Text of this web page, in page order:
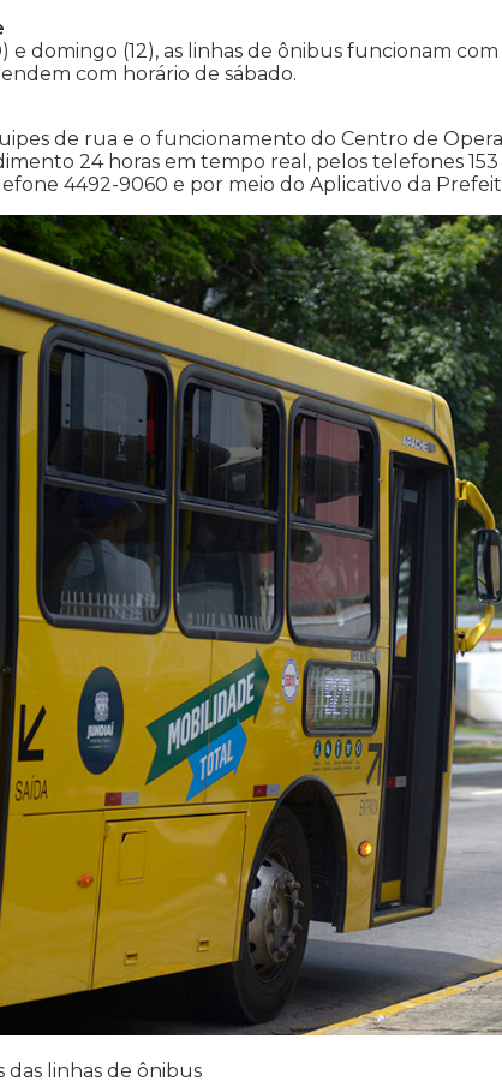
e domingo (12), as linhas de ônibus funcionam
com horário de sábado.
de rua e o funcionamento do Centro de
24 horas em tempo real, pelos telefones
4492-9060 e por meio do Aplicativo da
das linhas de ônibus